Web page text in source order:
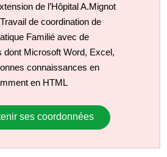
de l’Hôpital A.Mignot
de coordination de
Familié avec de
dont Microsoft Word, Excel,
connaissances en
en HTML
ses coordonnées